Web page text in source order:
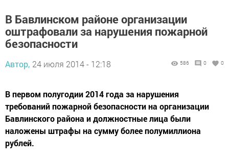
В Бавлинском районе организации
оштрафовали за нарушения пожарной
безопасности
Автор, 24 июля 2014 - 12:18 586 0 0
В первом полугодии 2014 года за нарушения
требований пожарной безопасности на организации
Бавлинского района и должностные лица были
наложены штрафы на сумму более полумиллиона
рублей.